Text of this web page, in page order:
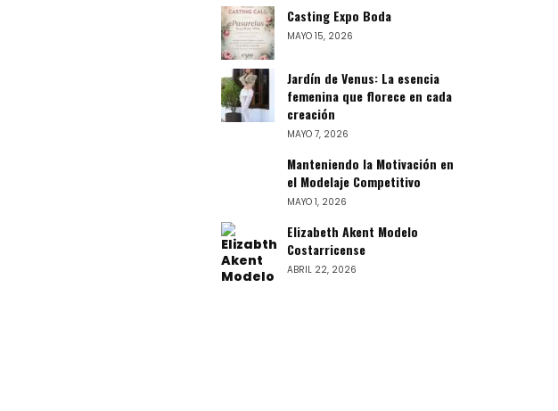
Casting Expo Boda
MAYO 15, 2026
Jardín de Venus: La esencia
femenina que florece en cada
creación
MAYO 7, 2026
Manteniendo la Motivación en
el Modelaje Competitivo
MAYO 1, 2026
Elizabeth Akent Modelo
Costarricense
ABRIL 22, 2026